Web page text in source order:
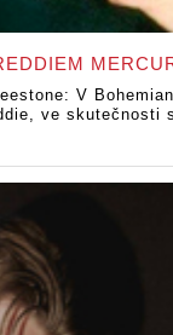
V
ve skutečnosti